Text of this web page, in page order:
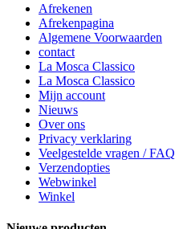
Afrekenen
Afrekenpagina
Algemene Voorwaarden
contact
La Mosca Classico
La Mosca Classico
Mijn account
Nieuws
Over ons
Privacy verklaring
Veelgestelde vragen / FAQ
Verzendopties
Webwinkel
Winkel